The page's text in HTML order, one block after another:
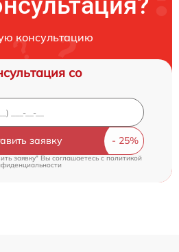
консультацию
со
заявку
заявку" Вы соглашаетесь cполитикой